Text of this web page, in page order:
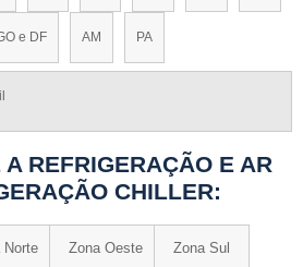
e DF AM PA
A REFRIGERAÇÃO E AR
CHILLER:
Norte Zona Oeste Zona Sul